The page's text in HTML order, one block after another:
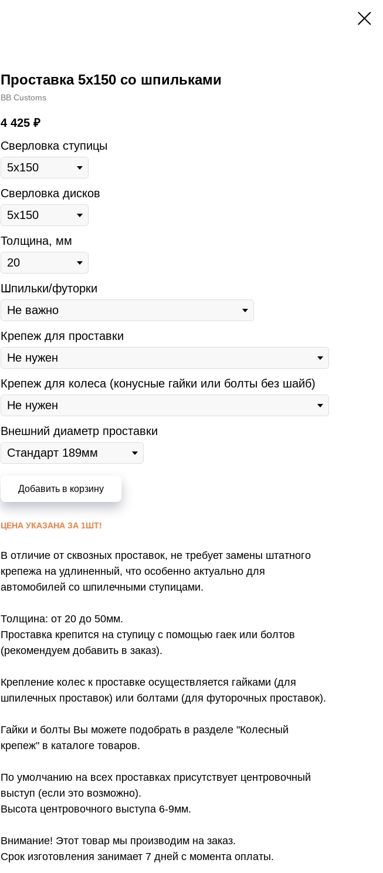
Проставка 5х150 со шпильками
BB Customs
4 425 ₽
Сверловка ступицы
Сверловка дисков
Толщина, мм
Шпильки/футорки
Крепеж для проставки
Крепеж для колеса (конусные гайки или болты без шайб)
Внешний диаметр проставки
Добавить в корзину
ЦЕНА УКАЗАНА ЗА 1ШТ!
В отличие от сквозных проставок, не требует замены штатного
крепежа на удлиненный, что особенно актуально для
автомобилей со шпилечными ступицами.
Толщина: от 20 до 50мм.
Проставка крепится на ступицу с помощью гаек или болтов
(рекомендуем добавить в заказ).
Крепление колес к проставке осуществляется гайками (для
шпилечных проставок) или болтами (для футорочных проставок).
Гайки и болты Вы можете подобрать в разделе "Колесный
крепеж" в каталоге товаров.
По умолчанию на всех проставках присутствует центровочный
выступ (если это возможно).
Высота центровочного выступа 6-9мм.
Внимание! Этот товар мы производим на заказ.
Срок изготовления занимает 7 дней с момента оплаты.